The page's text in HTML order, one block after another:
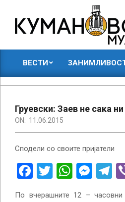
content
МУАБЕТИ
ВЕСТИ
Груевски: Заев не сака
ON: 11.06.2015
Сподели со своите пријатели
Facebook
Twitter
По вчерашните 12 – часовни